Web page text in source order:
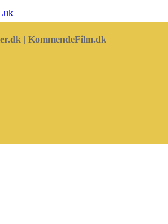
| KommendeFilm.dk